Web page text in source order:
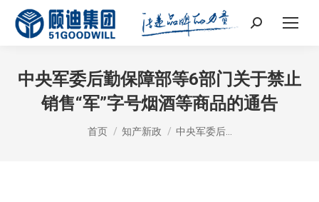
Search:
中央军委后勤保障部等6部门关于禁止
销售“军”字号烟酒等商品的通告
您在这里：
首页 知产新政 中央军委后…